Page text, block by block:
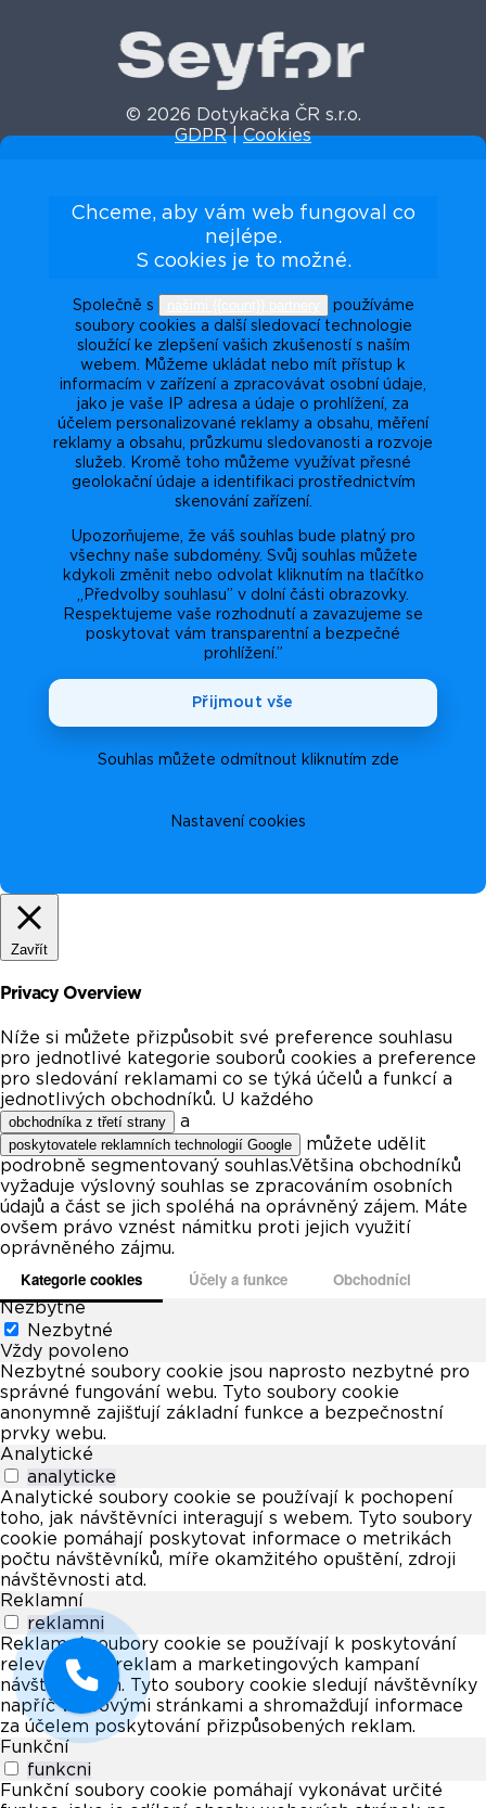
© 2026 Dotykačka ČR s.r.o.
GDPR|Cookies
Chceme, aby vám web fungoval co
nejlépe.
S cookies je to možné.
Společně s
používáme
soubory cookies a další sledovací technologie
sloužící ke zlepšení vašich zkušeností s naším
webem. Můžeme ukládat nebo mít přístup k
informacím v zařízení a zpracovávat osobní údaje,
jako je vaše IP adresa a údaje o prohlížení, za
účelem personalizované reklamy a obsahu, měření
reklamy a obsahu, průzkumu sledovanosti a rozvoje
služeb. Kromě toho můžeme využívat přesné
geolokační údaje a identifikaci prostřednictvím
skenování zařízení.
Upozorňujeme, že váš souhlas bude platný pro
všechny naše subdomény. Svůj souhlas můžete
kdykoli změnit nebo odvolat kliknutím na tlačítko
„Předvolby souhlasu” v dolní části obrazovky.
Respektujeme vaše rozhodnutí a zavazujeme se
poskytovat vám transparentní a bezpečné
prohlížení.”
Nastavení cookies
Souhlas můžete odmítnout kliknutím zde
Přijmout vše
Zavřít
Privacy Overview
Níže si můžete přizpůsobit své preference souhlasu
pro jednotlivé kategorie souborů cookies a preference
pro sledování reklamami co se týká účelů a funkcí a
jednotlivých obchodníků. U každého
obchodníka z třetí strany a
poskytovatele reklamních technologií Google
můžete udělit
podrobně segmentovaný souhlas.Většina obchodníků
vyžaduje výslovný souhlas se zpracováním osobních
údajů a část se jich spoléhá na oprávněný zájem. Máte
ovšem právo vznést námitku proti jejich využití
oprávněného zájmu.
Kategorie cookies Účely a funkce Obchodníci
Nezbytné
Nezbytné
Vždy povoleno
Nezbytné soubory cookie jsou naprosto nezbytné pro
správné fungování webu. Tyto soubory cookie
anonymně zajišťují základní funkce a bezpečnostní
prvky webu.
Analytické
analyticke
Analytické soubory cookie se používají k pochopení
toho, jak návštěvníci interagují s webem. Tyto soubory
cookie pomáhají poskytovat informace o metrikách
počtu návštěvníků, míře okamžitého opuštění, zdroji
návštěvnosti atd.
Reklamní
reklamni
Reklamní soubory cookie se používají k poskytování
relevantních reklam a marketingových kampaní
návštěvníkům. Tyto soubory cookie sledují návštěvníky
napříč webovými stránkami a shromažďují informace
za účelem poskytování přizpůsobených reklam.
Funkční
funkcni
Funkční soubory cookie pomáhají vykonávat určité